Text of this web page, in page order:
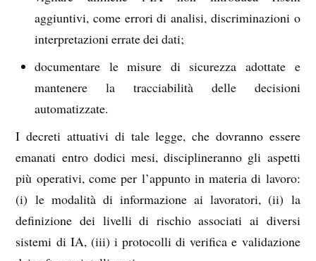
aggiuntivi, come errori di analisi, discriminazioni o
interpretazioni errate dei dati;
documentare le misure di sicurezza adottate e
mantenere la tracciabilità delle decisioni
automatizzate.
I decreti attuativi di tale legge, che dovranno essere
emanati entro dodici mesi, disciplineranno gli aspetti
più operativi, come per l’appunto in materia di lavoro:
(i) le modalità di informazione ai lavoratori, (ii) la
definizione dei livelli di rischio associati ai diversi
sistemi di IA, (iii) i protocolli di verifica e validazione